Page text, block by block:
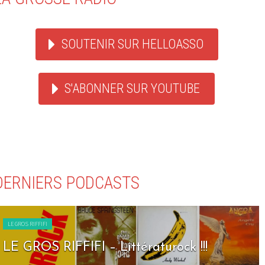
SOUTENIR SUR HELLOASSO
S'ABONNER SUR YOUTUBE
PODCASTS
LE GROS RIFFIFI
LE GROS RIFFIFI – Seven Days To Rock !!!